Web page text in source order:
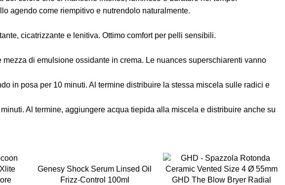
agendo come riempitivo e nutrendolo naturalmente.
cicatrizzante e lenitiva. Ottimo comfort per pelli sensibili.
di emulsione ossidante in crema. Le nuances superschiarenti vanno
in posa per 10 minuti. Al termine distribuire la stessa miscela sulle radici e
Al termine, aggiungere acqua tiepida alla miscela e distribuire anche su
Genesy Shock Serum Linsed Oil
Frizz-Control 100ml
-32%
GHD The Blow Bryer Radial